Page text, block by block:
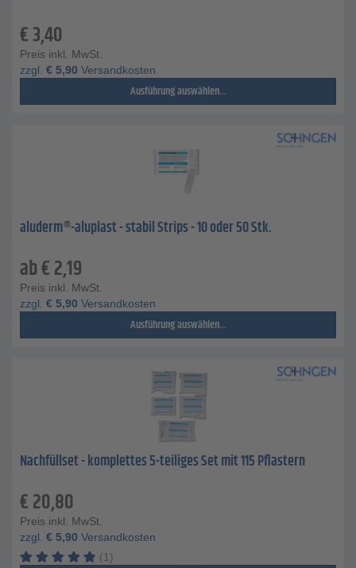
€3,40
Preis inkl. MwSt.
zzgl. € 5,90 Versandkosten
Ausführung auswählen...
aluderm®-aluplast - stabil Strips - 10 oder 50 Stk.
ab€2,19
Preis inkl. MwSt.
zzgl. € 5,90 Versandkosten
Ausführung auswählen...
Nachfüllset - komplettes 5-teiliges Set mit 115 Pflastern
€20,80
Preis inkl. MwSt.
zzgl. € 5,90 Versandkosten
(1)